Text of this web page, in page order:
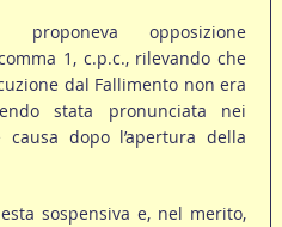
proponeva opposizione
1, c.p.c., rilevando che
dal Fallimento non era
stata pronunciata nei
dopo l’apertura della
sospensiva e, nel merito,